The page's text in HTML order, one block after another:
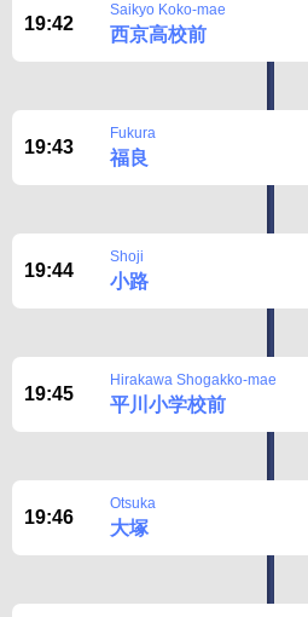
19:42
Saikyo Koko-mae
西京高校前
19:43
Fukura
福良
19:44
Shoji
小路
19:45
Hirakawa Shogakko-mae
平川小学校前
19:46
Otsuka
大塚